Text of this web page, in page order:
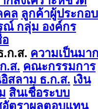
คล ลูกค้าผู้ประกอบ
ณ์ กลุ่ม องค์กร
ก.ส. ความเป็นมา
.ส. คณะกรรมการ
สลาม ธ.ก.ส. เงิน
สินเชื่อระบบ
อัตราผลตอบแทน